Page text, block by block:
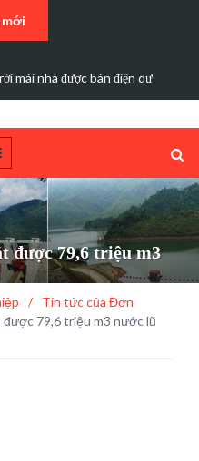
mái nhà được bán điện dư
được 79,6 triệu m3
/
Tin tức của Đơn
79,6 triệu m3 nước lũ